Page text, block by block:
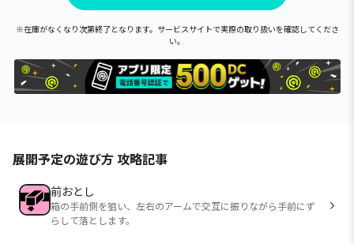
※在庫がなくなり次第終了となります。サービスサイトで実際の取り扱いを確認してくださ
い。
展開予定の遊び方 攻略記事
前おとし
箱の手前側を狙い、左右のアームで交互に振りながら手前にず
らして落とします。